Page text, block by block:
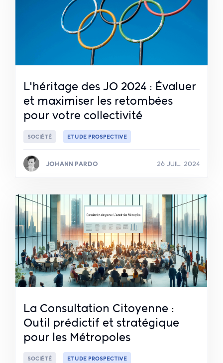
L'héritage des JO 2024 : Évaluer
et maximiser les retombées
pour votre collectivité
SOCIÉTÉ ETUDE PROSPECTIVE
JOHANN PARDO 26 JUIL. 2024
La Consultation Citoyenne :
Outil prédictif et stratégique
pour les Métropoles
SOCIÉTÉ ETUDE PROSPECTIVE